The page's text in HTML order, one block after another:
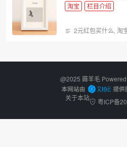
淘宝 栏目介绍
2元红包买什么, 淘
@2025 薅羊毛
关于本站 粤ICP备